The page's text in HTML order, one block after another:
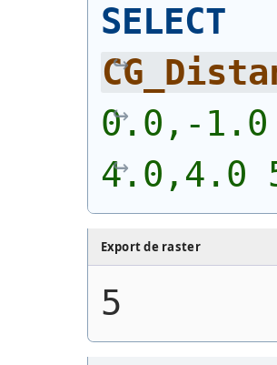
SELECT
0.0,-
4.0,4.0
Export de raster
5